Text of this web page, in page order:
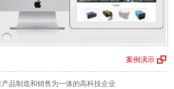
案例演示
品制造和销售为一体的高科技企业